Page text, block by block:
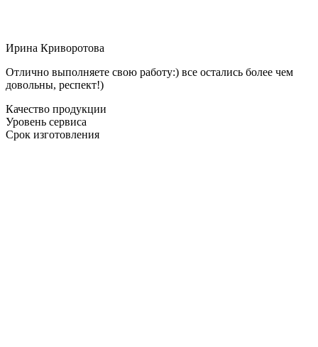
Ирина Криворотова
Отлично выполняете свою работу:) все остались более чем
довольны, респект!)
Качество продукции
Уровень сервиса
Срок изготовления